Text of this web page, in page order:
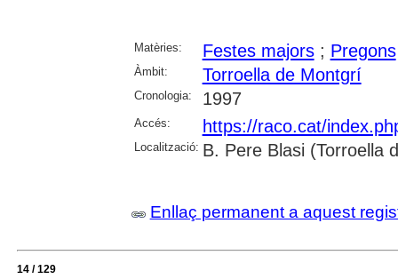
Matèries: Festes majors; Pregons
Àmbit: Torroella de Montgrí
Cronologia: 1997
Accés: https://raco.cat/
Localització: B. Pere Blasi (Torroella
Enllaç permanent a aquest
14 / 129